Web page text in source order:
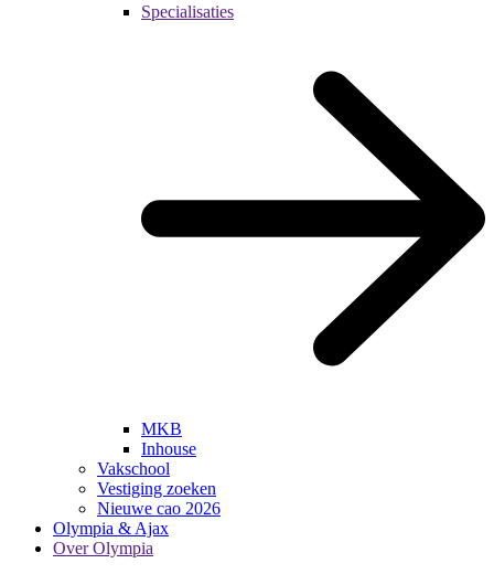
Specialisaties
MKB
Inhouse
Vakschool
Vestiging zoeken
Nieuwe cao 2026
Olympia & Ajax
Over Olympia